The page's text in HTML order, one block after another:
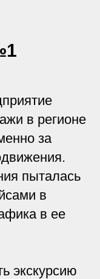
в регионе
за
пыталась
в
в ее
экскурсию